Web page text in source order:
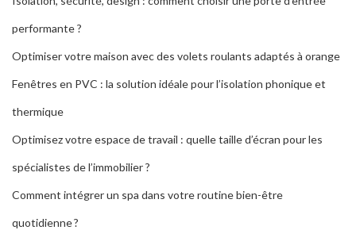
performante ?
Optimiser votre maison avec des volets roulants adaptés à orange
Fenêtres en PVC : la solution idéale pour l’isolation phonique et
thermique
Optimisez votre espace de travail : quelle taille d’écran pour les
spécialistes de l’immobilier ?
Comment intégrer un spa dans votre routine bien-être
quotidienne ?